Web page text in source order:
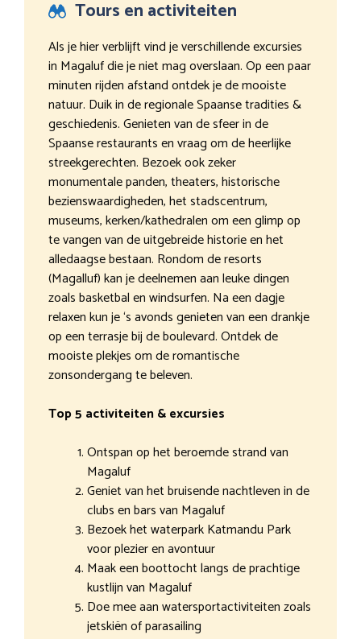
Tours en activiteiten
Als je hier verblijft vind je verschillende excursies
in Magaluf die je niet mag overslaan. Op een paar
minuten rijden afstand ontdek je de mooiste
natuur. Duik in de regionale Spaanse tradities &
geschiedenis. Genieten van de sfeer in de
Spaanse restaurants en vraag om de heerlijke
streekgerechten. Bezoek ook zeker
monumentale panden, theaters, historische
bezienswaardigheden, het stadscentrum,
museums, kerken/kathedralen om een glimp op
te vangen van de uitgebreide historie en het
alledaagse bestaan. Rondom de resorts
(Magalluf) kan je deelnemen aan leuke dingen
zoals basketbal en windsurfen. Na een dagje
relaxen kun je ‘s avonds genieten van een drankje
op een terrasje bij de boulevard. Ontdek de
mooiste plekjes om de romantische
zonsondergang te beleven.
Top 5 activiteiten & excursies
Ontspan op het beroemde strand van
Magaluf
Geniet van het bruisende nachtleven in de
clubs en bars van Magaluf
Bezoek het waterpark Katmandu Park
voor plezier en avontuur
Maak een boottocht langs de prachtige
kustlijn van Magaluf
Doe mee aan watersportactiviteiten zoals
jetskiën of parasailing